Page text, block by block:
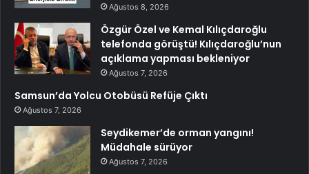
Ağustos 8, 2026
Özgür Özel ve Kemal Kılıçdaroğlu
telefonda görüştü! Kılıçdaroğlu’nun
açıklama yapması bekleniyor
Ağustos 7, 2026
Samsun’da Yolcu Otobüsü Refüje Çıktı
Ağustos 7, 2026
Seydikemer’de orman yangını!
Müdahale sürüyor
Ağustos 7, 2026